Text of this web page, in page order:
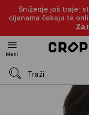
Sniženje još traje:
cijenama čekaju te
Za
Meni